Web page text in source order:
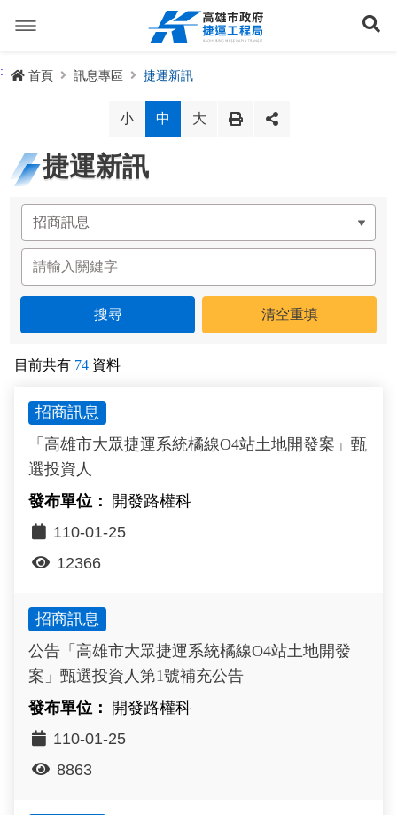
容
捷運路線進度圖
路網簡介
路網規劃
未來發展
規劃中
捷運紫線
前鎮漁港聯外軌道
興建中
各線計畫進度
岡山路竹延伸線(第二A階段)
岡山路竹延伸線(第二B階段)
捷運黃線
小港林園線
捷運紅/橘線
岡山路竹延伸線(第一階段)
環狀輕軌
訊息專區
公聽會與說明會
政府資訊公開
生態檢核專區
性別主流化專區
政風園地
Open Data
打詐儀錶板
局長信箱
禁限建專區
增額容積申請
檔案應用專區
常見問答
相關連結
雙語詞彙
交流互動
照片集錦
特色車站
輕軌知識站
輕軌簡介
輕軌與傳統火車
輕軌與公車捷運
關於我們
局徽
本局沿革
組織職掌
服務電話
首頁 訊息專區 捷運新訊
小 中 大
捷運新訊
目前共有 74 資料
招商訊息
「高雄市大眾捷運系統橘線O4站土地開發案」甄
選投資人
開發路權科
110-01-25
12366
招商訊息
公告「高雄市大眾捷運系統橘線O4站土地開發
案」甄選投資人第1號補充公告
開發路權科
110-01-25
8863